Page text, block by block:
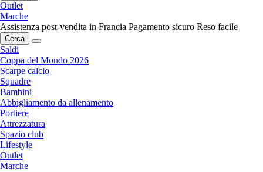
Outlet
Marche
Assistenza post-vendita in Francia Pagamento sicuro Reso facile
Cerca
Saldi
Coppa del Mondo 2026
Scarpe calcio
Squadre
Bambini
Abbigliamento da allenamento
Portiere
Attrezzatura
Spazio club
Lifestyle
Outlet
Marche